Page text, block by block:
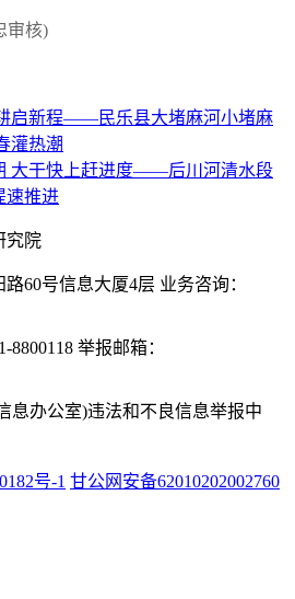
审核)
启新程——民乐县大堵麻河小堵麻
灌热潮
大干快上赶进度——后川河清水段
速推进
究院
60号信息大厦4层 业务咨询：
举报邮箱：
息办公室)违法和不良信息举报中
号-1 甘公网安备62010202002760